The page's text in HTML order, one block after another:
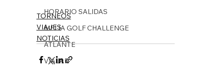
HORARIO SALIDAS
MELIA GOLF CHALLENGE
ATLANTE
VIAJAR
TORNEOS
VIAJES
NOTICIAS